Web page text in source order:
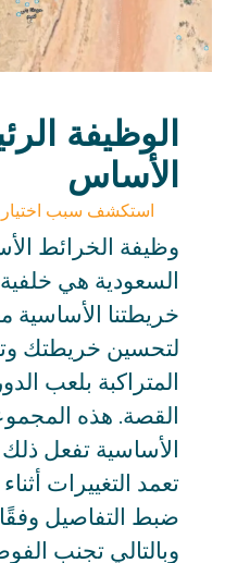
الوظيفة
الأساس
استكشف سبب
وظيفة الخرائط
السعودية هي خلفية
خريطتنا
لتحسين خريطتك
المتراكبة بلعب
القصة. هذه
الأساسية تفعل
تعمد التغييرات
ضبط التفاصيل
وبالتالي تجنب